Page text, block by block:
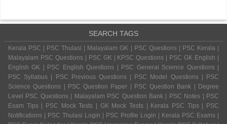
SEARCH TAGS
Kerala PSC | PSC Thulasi | Malayalam GK | PSC Questions | PSC Kerala |
Malayalam PSC Questions | PSC GK | KPSC Questions | PSC GK English |
English GK | PSC English Questions | PSC General Science Questions |
PSC Syllabus | PSC Previous Questions | PSC Model Questions | PSC
Science Questions | PSC Question Paper | PSC Question Bank | Degree
Level PSC Questions | Malayalam PSC Question Bank | PSC Notes | PSC
Exam Tips | PSC Mock Tests | GK Mock Tests | Kerala PSC Tips | PSC
Notifications | PSC Thulasi Login | PSC Profile Login | Kerala PSC Exams |